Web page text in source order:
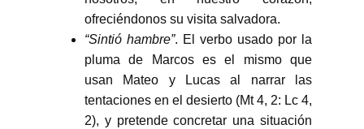
ofreciéndonos su visita salvadora.
“Sintió hambre”. El verbo usado por la
pluma de Marcos es el mismo que
usan Mateo y Lucas al narrar las
tentaciones en el desierto (Mt 4, 2: Lc 4,
2), y pretende concretar una situación